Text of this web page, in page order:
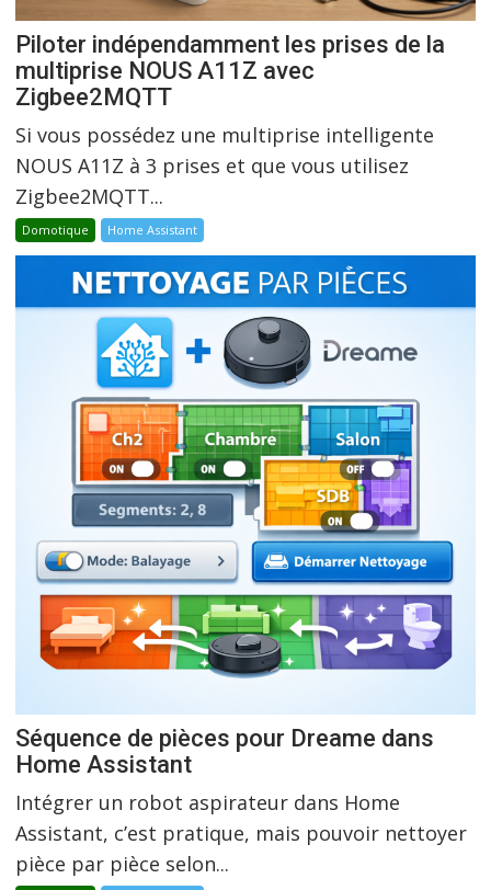
Piloter indépendamment les prises de la
multiprise NOUS A11Z avec
Zigbee2MQTT
Si vous possédez une multiprise intelligente
NOUS A11Z à 3 prises et que vous utilisez
Zigbee2MQTT...
Domotique Home Assistant
Séquence de pièces pour Dreame dans
Home Assistant
Intégrer un robot aspirateur dans Home
Assistant, c’est pratique, mais pouvoir nettoyer
pièce par pièce selon...